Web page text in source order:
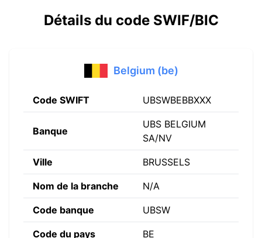
Détails du code SWIF/BIC
Belgium (be)
Code SWIFT UBSWBEBBXXX
Banque
UBS BELGIUM
SA/NV
Ville BRUSSELS
Nom de la branche N/A
Code banque UBSW
Code du pays BE